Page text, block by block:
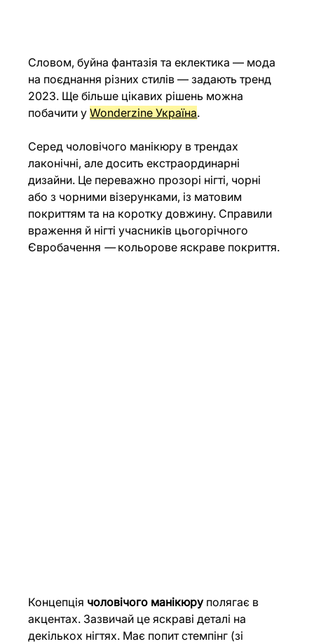
Словом, буйна фантазія та еклектика — мода
на поєднання різних стилів — задають тренд
2023. Ще більше цікавих рішень можна
побачити у Wonderzine Україна.
Серед чоловічого манікюру в трендах
лаконічні, але досить екстраординарні
дизайни. Це переважно прозорі нігті, чорні
або з чорними візерунками, із матовим
покриттям та на коротку довжину. Справили
враження й нігті учасників цьогорічного
Євробачення — кольорове яскраве покриття.
Концепція чоловічого манікюру полягає в
акцентах. Зазвичай це яскраві деталі на
декількох нігтях. Має попит стемпінг (зі